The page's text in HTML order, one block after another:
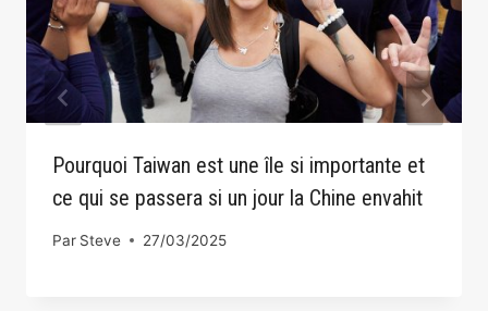
Pourquoi Taiwan est une île si importante et
ce qui se passera si un jour la Chine envahit
Par Steve 27/03/2025